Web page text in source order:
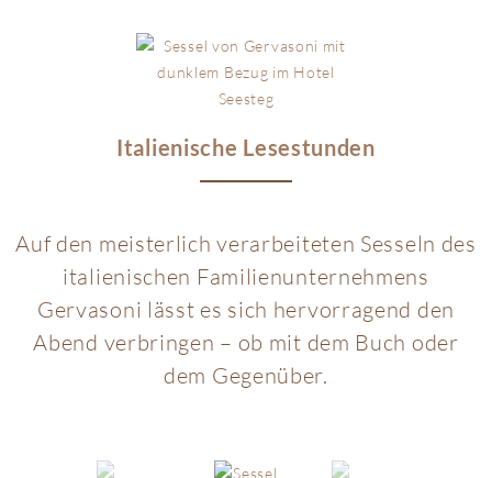
Italienische Lesestunden
Auf den meisterlich verarbeiteten Sesseln des
italienischen Familienunternehmens
Gervasoni lässt es sich hervorragend den
Abend verbringen – ob mit dem Buch oder
dem Gegenüber.